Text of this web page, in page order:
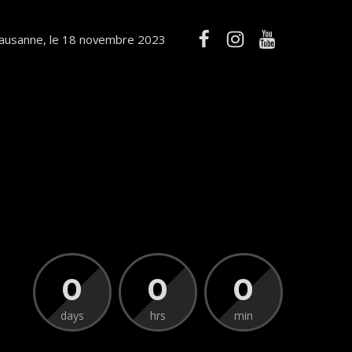
le 18 novembre 2023
0
days
0
hrs
0
min